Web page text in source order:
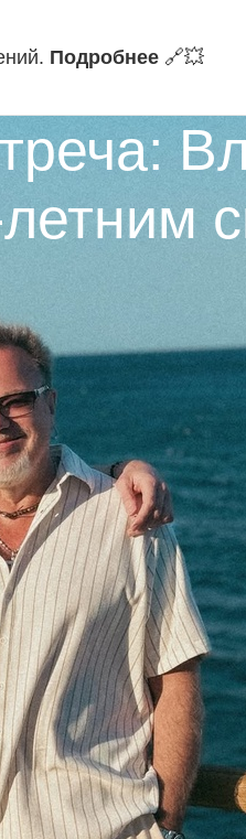
Подробнее 🔗‍💥
самые свежие
уведомления:
с 34-летним